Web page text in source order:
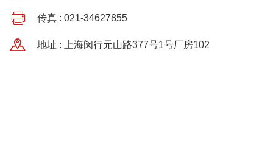
传真 : 021-34627855
地址 : 上海闵行元山路377号1号厂房102